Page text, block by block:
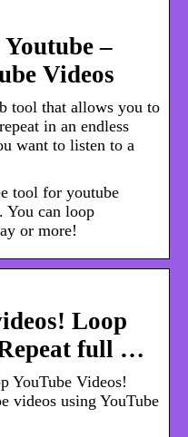
–
Videos
tool that allows you to
in an endless
want to listen to a
tool for youtube
You can loop
or more!
Loop
full …
YouTube Videos!
videos using YouTube